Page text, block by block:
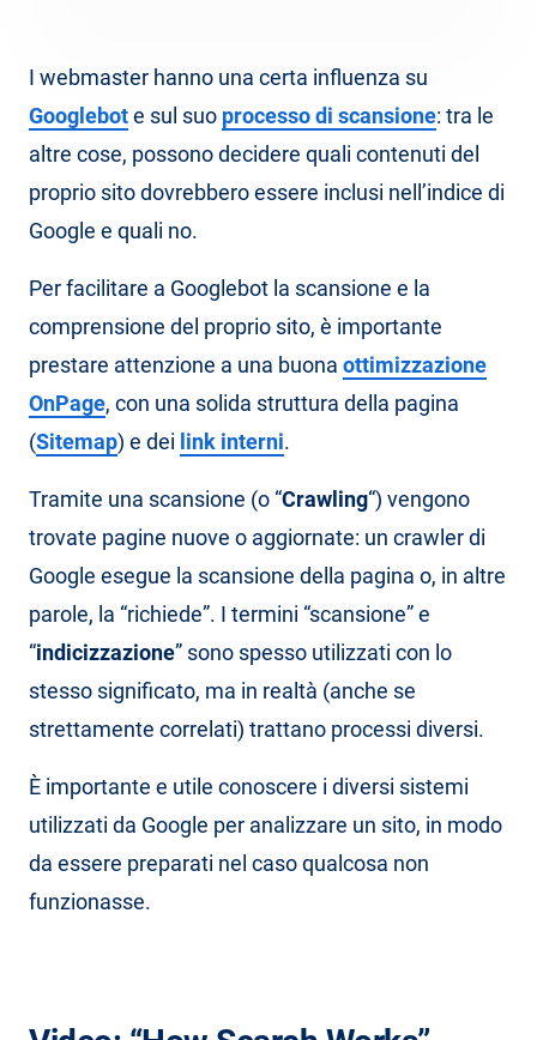
I webmaster hanno una certa influenza su
Googlebote sul suo processo di scansione: tra le
altre cose, possono decidere quali contenuti del
proprio sito dovrebbero essere inclusi nell’indice di
Google e quali no.
Per facilitare a Googlebot la scansione e la
comprensione del proprio sito, è importante
prestare attenzione a una buona ottimizzazione
OnPage, con una solida struttura della pagina
(Sitemap) e dei link interni.
Tramite una scansione (o “Crawling“) vengono
trovate pagine nuove o aggiornate: un crawler di
Google esegue la scansione della pagina o, in altre
parole, la “richiede”. I termini “scansione” e
“indicizzazione” sono spesso utilizzati con lo
stesso significato, ma in realtà (anche se
strettamente correlati) trattano processi diversi.
È importante e utile conoscere i diversi sistemi
utilizzati da Google per analizzare un sito, in modo
da essere preparati nel caso qualcosa non
funzionasse.